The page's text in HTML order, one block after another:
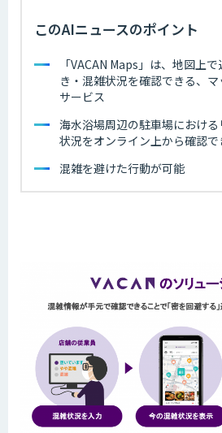
このAIニュースのポイント
「VACAN Maps」は、地図上
き・混雑状況を確認できる、
サービス
海水浴場周辺の駐車場におけ
状況をオンライン上から確認で
混雑を避けた行動が可能